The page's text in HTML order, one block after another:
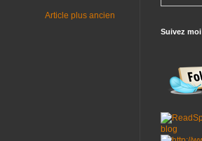
Article plus ancien
Suivez moi